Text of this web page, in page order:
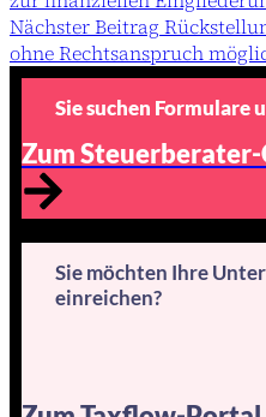
NächsterBeitrag
ohne Rechtsanspruch
Sie suchen Formulare
Zum
Sie möchten Ihre
einreichen?